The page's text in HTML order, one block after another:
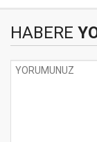
HABERE